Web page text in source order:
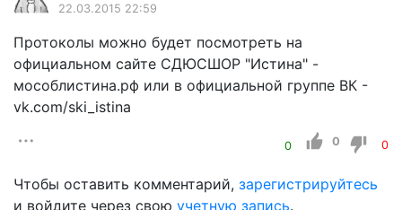
22.03.2015 22:59
Протоколы можно будет посмотреть на
официальном сайте СДЮСШОР "Истина" -
мособлистина.рф или в официальной группе ВК -
vk.com/ski_istina
0 0 0
Чтобы оставить комментарий, зарегистрируйтесь
и войдите через свою учетную запись.